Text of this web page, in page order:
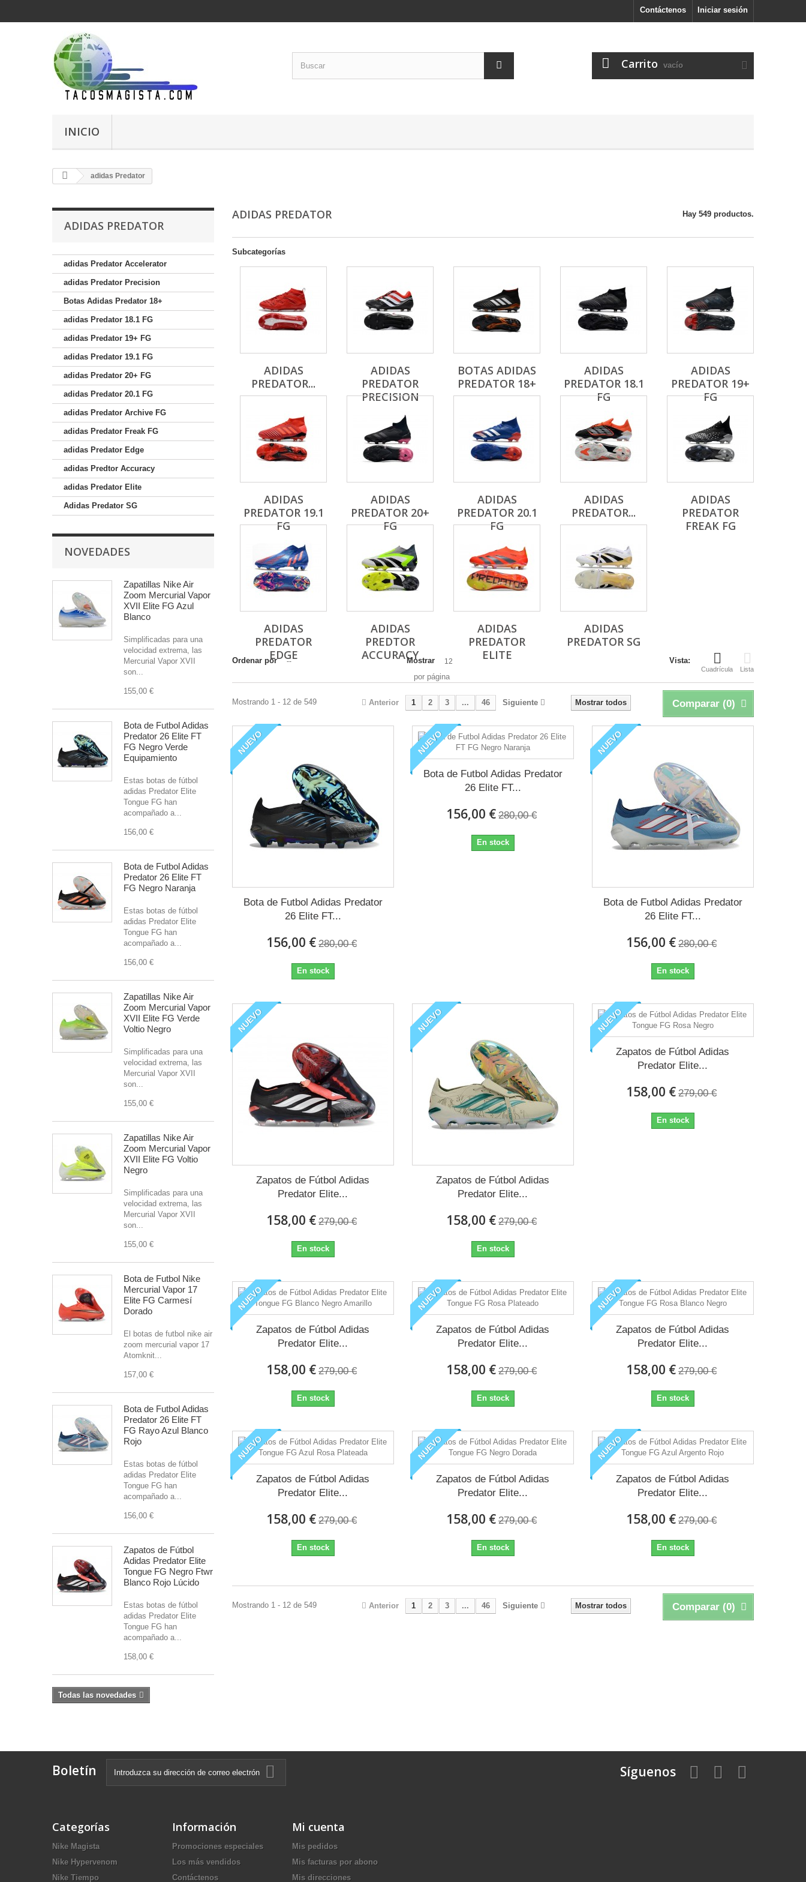
Iniciar sesión
Contáctenos
Carrito vacío
INICIO
adidas Predator
ADIDAS PREDATOR
adidas Predator Accelerator
adidas Predator Precision
Botas Adidas Predator 18+
adidas Predator 18.1 FG
adidas Predator 19+ FG
adidas Predator 19.1 FG
adidas Predator 20+ FG
adidas Predator 20.1 FG
adidas Predator Archive FG
adidas Predator Freak FG
adidas Predator Edge
adidas Predtor Accuracy
adidas Predator Elite
Adidas Predator SG
NOVEDADES
Zapatillas Nike Air
Zoom Mercurial Vapor
XVII Elite FG Azul
Blanco
Simplificadas para una
velocidad extrema, las
Mercurial Vapor XVII
son...
155,00 €
Bota de Futbol Adidas
Predator 26 Elite FT
FG Negro Verde
Equipamiento
Estas botas de fútbol
adidas Predator Elite
Tongue FG han
acompañado a...
156,00 €
Bota de Futbol Adidas
Predator 26 Elite FT
FG Negro Naranja
Estas botas de fútbol
adidas Predator Elite
Tongue FG han
acompañado a...
156,00 €
Zapatillas Nike Air
Zoom Mercurial Vapor
XVII Elite FG Verde
Voltio Negro
Simplificadas para una
velocidad extrema, las
Mercurial Vapor XVII
son...
155,00 €
Zapatillas Nike Air
Zoom Mercurial Vapor
XVII Elite FG Voltio
Negro
Simplificadas para una
velocidad extrema, las
Mercurial Vapor XVII
son...
155,00 €
Bota de Futbol Nike
Mercurial Vapor 17
Elite FG Carmesí
Dorado
El botas de futbol nike air
zoom mercurial vapor 17
Atomknit...
157,00 €
Bota de Futbol Adidas
Predator 26 Elite FT
FG Rayo Azul Blanco
Rojo
Estas botas de fútbol
adidas Predator Elite
Tongue FG han
acompañado a...
156,00 €
Zapatos de Fútbol
Adidas Predator Elite
Tongue FG Negro Ftwr
Blanco Rojo Lúcido
Estas botas de fútbol
adidas Predator Elite
Tongue FG han
acompañado a...
158,00 €
Todas las novedades
ADIDAS PREDATOR Hay 549 productos.
Subcategorías
ADIDAS
PREDATOR...
ADIDAS
PREDATOR
PRECISION
BOTAS ADIDAS
PREDATOR 18+
ADIDAS
PREDATOR 18.1
FG
ADIDAS
PREDATOR 19+
FG
ADIDAS
PREDATOR 19.1
FG
ADIDAS
PREDATOR 20+
FG
ADIDAS
PREDATOR 20.1
FG
ADIDAS
PREDATOR...
ADIDAS
PREDATOR
FREAK FG
ADIDAS
PREDATOR
EDGE
ADIDAS
PREDTOR
ACCURACY
ADIDAS
PREDATOR
ELITE
ADIDAS
PREDATOR SG
Vista:
Cuadrícula Lista
Ordenar por -- Mostrar 12
por página
Comparar (0)
Mostrar todos
Anterior 1 2 3 ... 46 Siguiente
Mostrando 1 - 12 de 549
NUEVO
Bota de Futbol Adidas Predator
26 Elite FT...
156,00 € 280,00 €
En stock
NUEVO
Bota de Futbol Adidas Predator
26 Elite FT...
156,00 € 280,00 €
En stock
NUEVO
Bota de Futbol Adidas Predator
26 Elite FT...
156,00 € 280,00 €
En stock
NUEVO
Zapatos de Fútbol Adidas
Predator Elite...
158,00 € 279,00 €
En stock
NUEVO
Zapatos de Fútbol Adidas
Predator Elite...
158,00 € 279,00 €
En stock
NUEVO
Zapatos de Fútbol Adidas
Predator Elite...
158,00 € 279,00 €
En stock
NUEVO
Zapatos de Fútbol Adidas
Predator Elite...
158,00 € 279,00 €
En stock
NUEVO
Zapatos de Fútbol Adidas
Predator Elite...
158,00 € 279,00 €
En stock
NUEVO
Zapatos de Fútbol Adidas
Predator Elite...
158,00 € 279,00 €
En stock
NUEVO
Zapatos de Fútbol Adidas
Predator Elite...
158,00 € 279,00 €
En stock
NUEVO
Zapatos de Fútbol Adidas
Predator Elite...
158,00 € 279,00 €
En stock
NUEVO
Zapatos de Fútbol Adidas
Predator Elite...
158,00 € 279,00 €
En stock
Comparar (0)
Mostrar todos
Anterior 1 2 3 ... 46 Siguiente
Mostrando 1 - 12 de 549
Boletín Síguenos
Categorías
Nike Magista
Nike Hypervenom
Nike Tiempo
Información
Promociones especiales
Los más vendidos
Contáctenos
Mi cuenta
Mis pedidos
Mis facturas por abono
Mis direcciones